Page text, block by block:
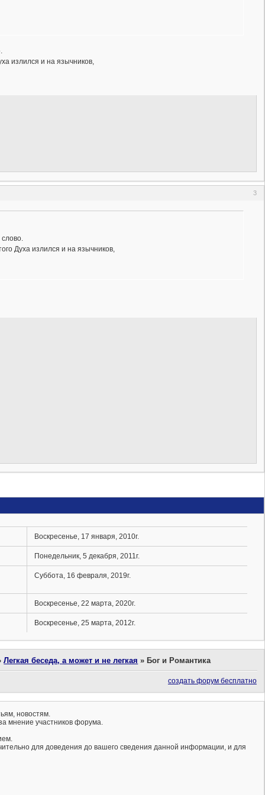
излился и на язычников,
3
Духа излился и на язычников,
Воскресенье, 17 января, 2010г.
Понедельник, 5 декабря, 2011г.
Суббота, 16 февраля, 2019г.
Воскресенье, 22 марта, 2020г.
Воскресенье, 25 марта, 2012г.
Легкая беседа, а может и не легкая » Бог и Романтика
создать форум бесплатно
новостям.
мнение участников форума.
для доведения до вашего сведения данной информации, и для